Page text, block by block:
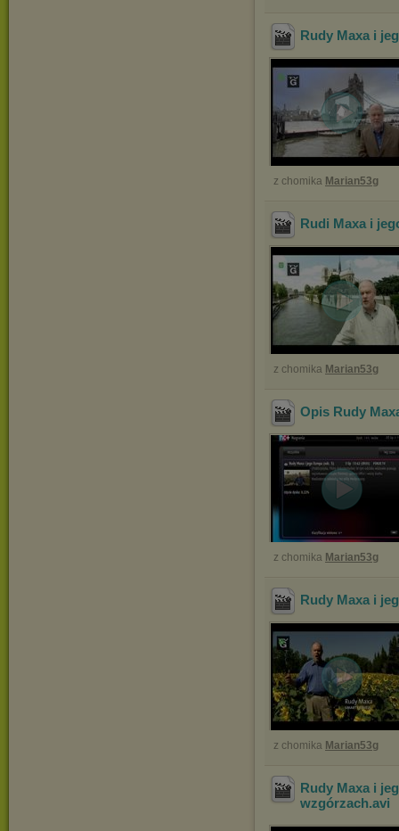
Rudy Maxa i
z chomika Marian53g
Rudi Maxa i
z chomika Marian53g
Opis Rudy
z chomika Marian53g
Rudy Maxa i
z chomika Marian53g
Rudy Maxa i
wzgórzach.avi